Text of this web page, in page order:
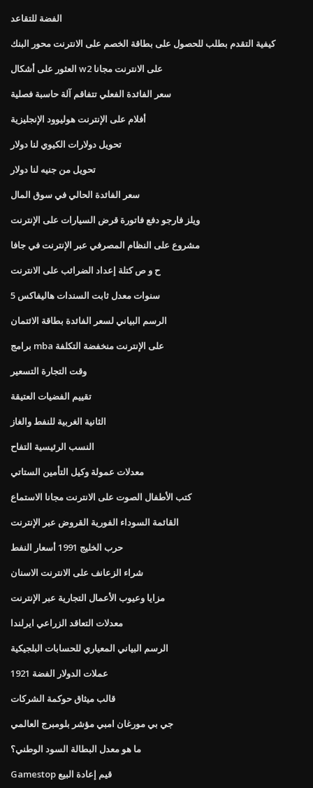
الفضة للتقاعد
كيفية التقدم بطلب للحصول على بطاقة الخصم على الانترنت محور البنك
العثور على أشكال w2 على الانترنت مجانا
سعر الفائدة الفعلي تتفاقم آلة حاسبة فصلية
أفلام على الإنترنت هوليوود الإنجليزية
تحويل دولارات الكيوي لنا دولار
تحويل من جنيه لنا دولار
سعر الفائدة الحالي في سوق المال
ويلز فارجو دفع فاتورة قرض السيارات على الإنترنت
مشروع على النظام المصرفي عبر الإنترنت في جافا
ح و ص كتلة إعداد الضرائب على الانترنت
5 سنوات معدل ثابت السندات هاليفاكس
الرسم البياني لسعر الفائدة بطاقة الائتمان
برامج mba على الإنترنت منخفضة التكلفة
وقت التجارة التسعير
تقييم الفضيات العتيقة
الثانية الغربية للنفط والغاز
النسب الرئيسية التفاح
معدلات عمولة وكيل التأمين الستاتي
كتب الأطفال الصوت على الانترنت مجانا الاستماع
القائمة السوداء الفورية القروض عبر الإنترنت
حرب الخليج 1991 أسعار النفط
شراء الزعانف على الانترنت الاسنان
مزايا وعيوب الأعمال التجارية عبر الإنترنت
معدلات التعاقد الزراعي ايرلندا
الرسم البياني المعياري للحسابات البلجيكية
عملات الدولار الفضة 1921
قالب ميثاق حوكمة الشركات
جي بي مورغان امبي مؤشر بلومبرج العالمي
ما هو معدل البطالة السود الوطني؟
Gamestop قيم إعادة البيع